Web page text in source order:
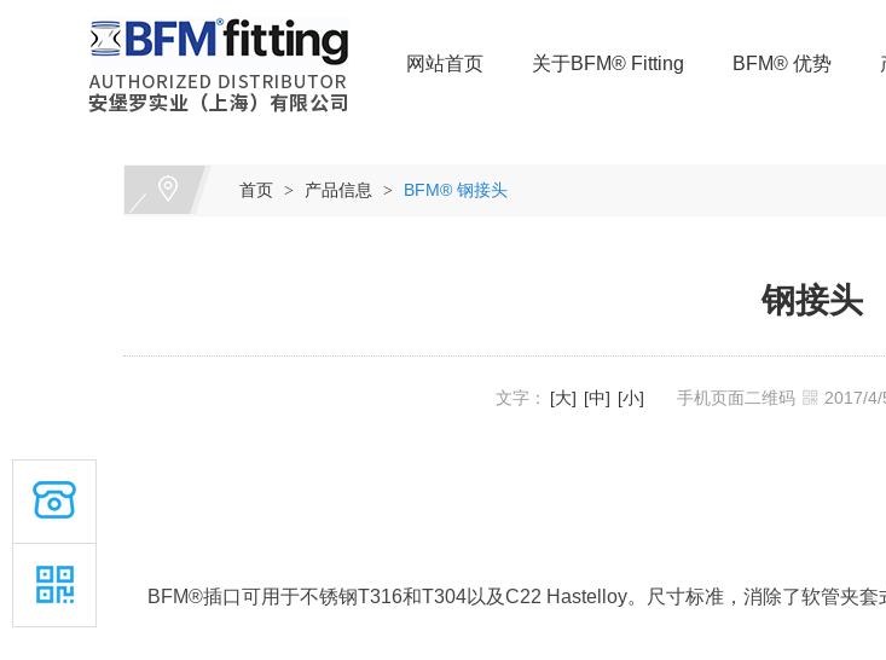
网站首页 关于BFM® Fitting BFM® 优势
首页 > 产品信息 > BFM® 钢接头
钢接头
文字： [大] [中] [小] 手机页面二维码 2017/
BFM®插口可用于不锈钢T316和T304以及C22 Hastelloy。 尺寸标准，消除了软管夹